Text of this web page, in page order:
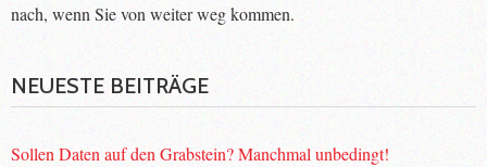
nach, wenn Sie von weiter weg kommen.
NEUESTE BEITRÄGE
Sollen Daten auf den Grabstein? Manchmal unbedingt!